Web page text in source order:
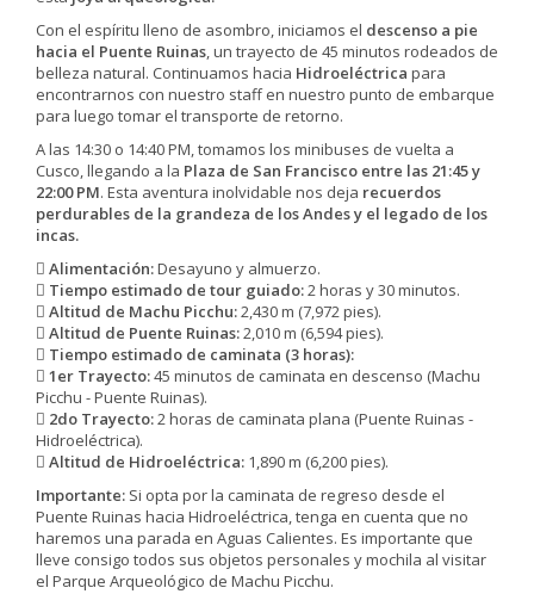
Con el espíritu lleno de asombro, iniciamos el descenso a pie
hacia el Puente Ruinas, un trayecto de 45 minutos rodeados de
belleza natural. Continuamos hacia Hidroeléctrica para
encontrarnos con nuestro staff en nuestro punto de embarque
para luego tomar el transporte de retorno.
A las 14:30 o 14:40 PM, tomamos los minibuses de vuelta a
Cusco, llegando a la Plaza de San Francisco entre las 21:45 y
22:00 PM. Esta aventura inolvidable nos deja recuerdos
perdurables de la grandeza de los Andes y el legado de los
incas.
Alimentación:Desayuno y almuerzo.
Tiempo estimado de tour guiado:2 horas y 30 minutos.
Altitud de Machu Picchu:2,430 m (7,972 pies).
Altitud de Puente Ruinas:2,010 m (6,594 pies).
Tiempo estimado de caminata (3 horas):
1er Trayecto:45 minutos de caminata en descenso (Machu
Picchu - Puente Ruinas).
2do Trayecto:2 horas de caminata plana (Puente Ruinas -
Hidroeléctrica).
Altitud de Hidroeléctrica: 1,890 m (6,200 pies).
Importante: Si opta por la caminata de regreso desde el
Puente Ruinas hacia Hidroeléctrica, tenga en cuenta que no
haremos una parada en Aguas Calientes. Es importante que
lleve consigo todos sus objetos personales y mochila al visitar
el Parque Arqueológico de Machu Picchu.